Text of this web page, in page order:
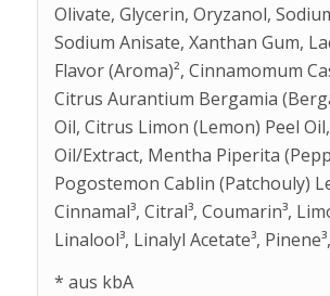
Olivate, Glycerin, Oryzanol,
Sodium Anisate, Xanthan Gum,
Flavor (Aroma)², Cinnamomum
Citrus Aurantium Bergamia
Oil, Citrus Limon (Lemon) Peel
Oil/Extract, Mentha Piperita
Pogostemon Cablin (Patchouly)
Cinnamal³, Citral³, Coumarin³,
Linalool³, Linalyl Acetate³,
* aus kbA